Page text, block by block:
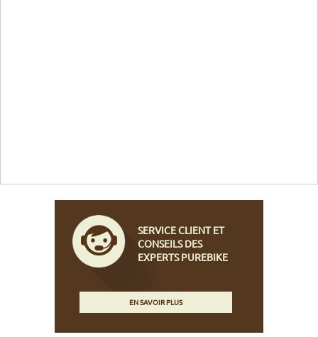
SERVICE CLIENT ET
CONSEILS DES
EXPERTS PUREBIKE
EN SAVOIR PLUS